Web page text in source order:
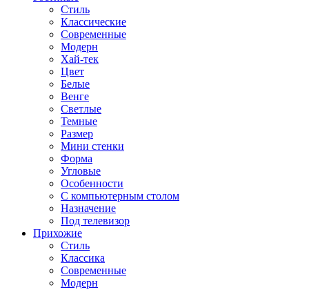
Стиль
Классические
Современные
Модерн
Хай-тек
Цвет
Белые
Венге
Светлые
Темные
Размер
Мини стенки
Форма
Угловые
Особенности
С компьютерным столом
Назначение
Под телевизор
Прихожие
Стиль
Классика
Современные
Модерн